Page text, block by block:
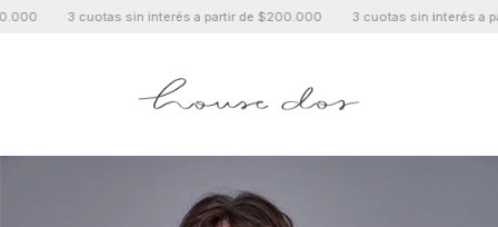
sin interés a partir de $200.000 3 cuotas sin interés a partir de